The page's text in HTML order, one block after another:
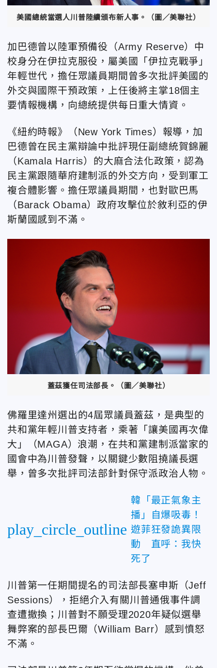
美國總統當選人川普陸續頒布新人事。（圖／美聯社）
加巴德曾以陸軍預備役（Army Reserve）中
校身分在伊拉克服役，屬美國「伊拉克戰爭」
年輕世代，擔任眾議員期間曾多次批評美國的
外交與國際干預政策，上任後將主掌18個主
要情報機構，向總統提供每日重大情資。
《紐約時報》（New York Times）報導，加
巴德曾在民主黨辯論中批評現任副總統賀錦麗
（Kamala Harris）的大麻合法化政策，認為
民主黨跟隨華府建制派的外交方向，受到軍工
複合體影響。擔任眾議員期間，也對歐巴馬
（Barack Obama）政府攻擊位於敘利亞的伊
斯蘭國感到不滿。
蓋茲獲任司法部長。（圖／美聯社）
佛羅里達州選出的4屆眾議員蓋茲，是典型的
共和黨年輕川普支持者，乘著「讓美國再次偉
大」（MAGA）浪潮，在共和黨建制派當家的
國會中為川普發聲，以關鍵少數阻撓議長選
舉，曾多次批評司法部針對保守派政治人物。
play_circle_outline
韓「最正氣象主
播」自爆吸毒！
遊菲狂發詭異限
動 直呼：我快
死了
川普第一任期間提名的司法部長塞申斯（Jeff
Sessions），拒絕介入有關川普通俄事件調
查遭撤換；川普對不願受理2020年疑似選舉
舞弊案的部長巴爾（William Barr）感到憤怒
不滿。